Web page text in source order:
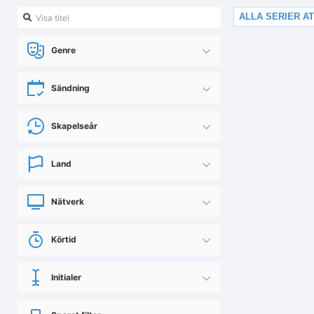
Genre
Sändning
Skapelseår
Land
Nätverk
Körtid
Initialer
ALLA SERIER